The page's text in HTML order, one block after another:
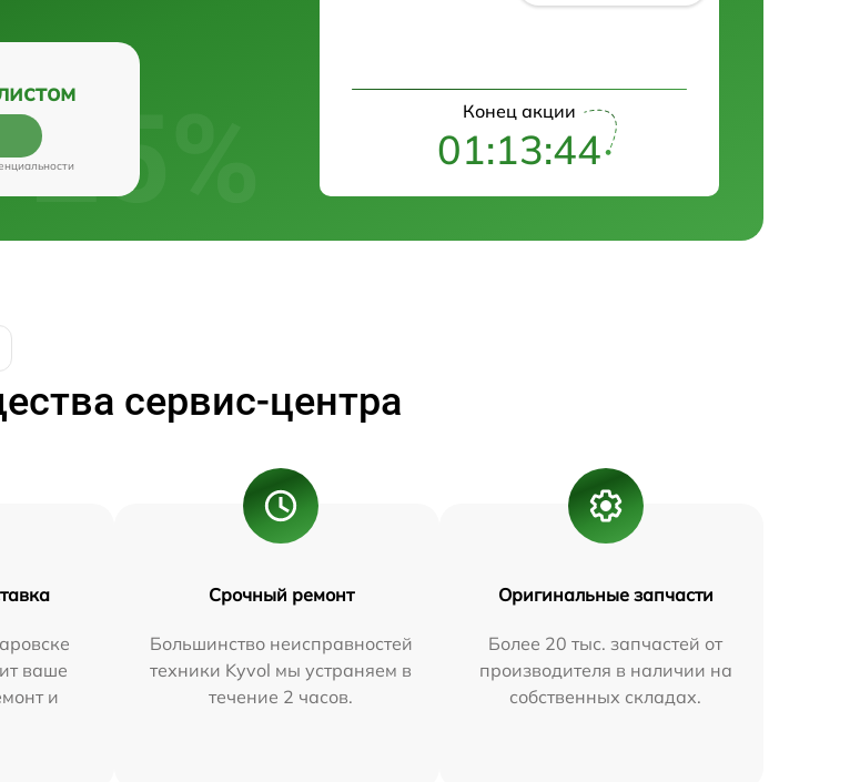
Конец акции
01:13:43
сервис-центра
ваше
и
Срочный ремонт
Большинство неисправностей
техники Kyvol мы устраняем в
течение 2 часов.
Оригинальные запчасти
Более 20 тыс. запчастей от
производителя в наличии на
собственных складах.